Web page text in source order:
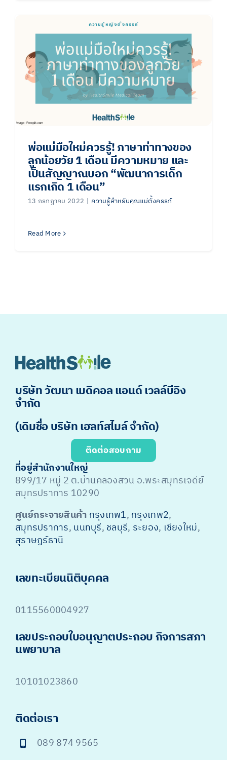
พ่อแม่มือใหม่ควรรู้! ภาษาท่าทางของ
ลูกน้อยวัย 1 เดือน มีความหมาย และ
เป็นสัญญาณบอก “พัฒนาการเด็ก
แรกเกิด 1 เดือน”
13 กรกฎาคม 2022 | ความรู้สำหรับคุณแม่ตั้งครรภ์
Read More
บริษัท วัฒนา เมดิคอล แอนด์ เวลล์บีอิง
จำกัด
(เดิมชื่อ บริษัท เฮลท์สไมล์ จำกัด)
ติดต่อสอบถาม
ที่อยู่สำนักงานใหญ่
899/17 หมู่ 2 ต.บ้านคลองสวน อ.พระสมุทรเจดีย์
สมุทรปราการ 10290
ศูนย์กระจายสินค้า กรุงเทพ1, กรุงเทพ2,
สมุทรปราการ, นนทบุรี, ชลบุรี, ระยอง, เชียงใหม่,
สุราษฎร์ธานี
เลขทะเบียนนิติบุคคล
0115560004927
เลขประกอบใบอนุญาตประกอบ กิจการสภา
นพยาบาล
10101023860
ติดต่อเรา
089 874 9565